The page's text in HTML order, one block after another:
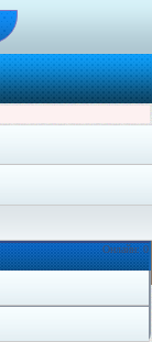
Онлайн: 0